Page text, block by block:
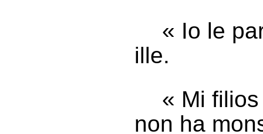
« Io le
ille.
« Mi
non ha